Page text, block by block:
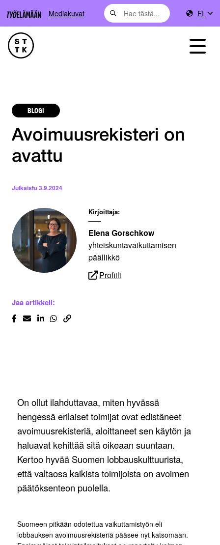
Mediakuvat FI
BLOGI
Avoimuusrekisteri on
avattu
Julkaistu3.9.2024
Kirjoittaja:
Elena Gorschkow
yhteiskuntavaikuttamisen
päällikkö
Profiili
Jaa artikkeli:
On ollut ilahduttavaa, miten hyvässä
hengessä erilaiset toimijat ovat edistäneet
avoimuusrekisteriä, aloittaneet sen käytön ja
haluavat kehittää sitä oikeaan suuntaan.
Kertoo hyvää Suomen lobbauskulttuurista,
että valtaosa kaikista toimijoista on avoimen
päätöksenteon puolella.
Suomeen pitkään odotettua vaikuttamistyön eli
lobbauksen avoimuusrekisteriä pääsee nyt katsomaan.